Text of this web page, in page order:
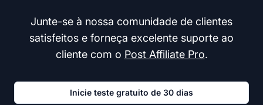
Junte-se à nossa comunidade de clientes
satisfeitos e forneça excelente suporte ao
cliente com o Post Affiliate Pro.
Inicie teste gratuito de 30 dias